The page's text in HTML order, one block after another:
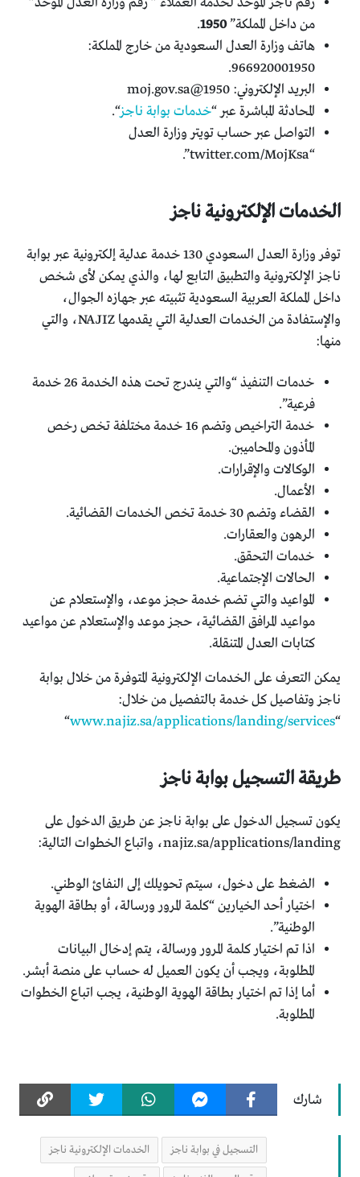
من داخل المملكة”1950
.
هاتف وزارة العدل السعودية من خارج المملكة:
966920001950.
البريد الإلكتروني: 1950@moj.gov.sa
المحادثة المباشرة عبر “خدمات بوابة ناجز“.
التواصل عبر حساب تويتر وزارة العدل
“twitter.com/MojKsa”.
الخدمات الإلكترونية ناجز
توفر وزارة العدل السعودي 130 خدمة عدلية إلكترونية عبر بوابة
ناجز الإلكترونية والتطبيق التابع لها، والذي يمكن لأى شخص
داخل المملكة العربية السعودية تثبيته عبر جهازه الجوال،
والإستفادة من الخدمات العدلية التي يقدمها NAJIZ، والتي
منها:
خدمات التنفيذ “والتي يندرج تحت هذه الخدمة 26 خدمة
فرعية”.
خدمة التراخيص وتضم 16 خدمة مختلفة تخص رخص
المأذون والمحاميبن.
الوكالات والإقرارات.
الأعمال.
القضاء وتضم 30 خدمة تخص الخدمات القضائية.
الرهون والعقارات.
خدمات التحقق.
الحالات الإجتماعية.
المواعيد والتي تضم خدمة حجز موعد، والإستعلام عن
مواعيد المرافق القضائية، حجز موعد والإستعلام عن مواعيد
كتابات العدل المتنقلة.
يمكن التعرف على الخدمات الإلكترونية المتوفرة من خلال بوابة
ناجز وتفاصيل كل خدمة بالتفصيل من خلال:
“
www.najiz.sa/applications/landing/services
“
طريقة التسجيل بوابة ناجز
يكون تسجيل الدخول على بوابة ناجز عن طريق الدخول على
najiz.sa/applications/landing، واتباع الخطوات التالية:
الضغط على دخول، سيتم تحويلك إلى النفائ الوطني.
اختيار أحد الخيارين “كلمة المرور ورسالة، أو بطاقة الهوية
الوطنية”.
اذا تم اختيار كلمة المرور ورسالة، يتم إدخال البيانات
المطلوبة، ويجب أن يكون العميل له حساب على منصة أبشر.
أما إذا تم اختيار بطاقة الهوية الوطنية، يجب اتباع الخطوات
المطلوبة.
شارك
التسجيل في بوابة ناجز الخدمات الإلكترونية ناجز